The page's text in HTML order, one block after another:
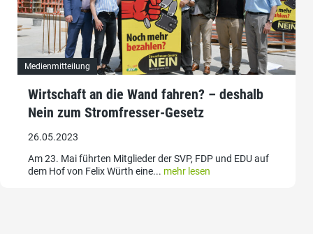
Medienmitteilung
Wirtschaft an die Wand fahren? – deshalb
Nein zum Stromfresser-Gesetz
26.05.2023
Am 23. Mai führten Mitglieder der SVP, FDP und EDU auf
dem Hof von Felix Würth eine... mehr lesen